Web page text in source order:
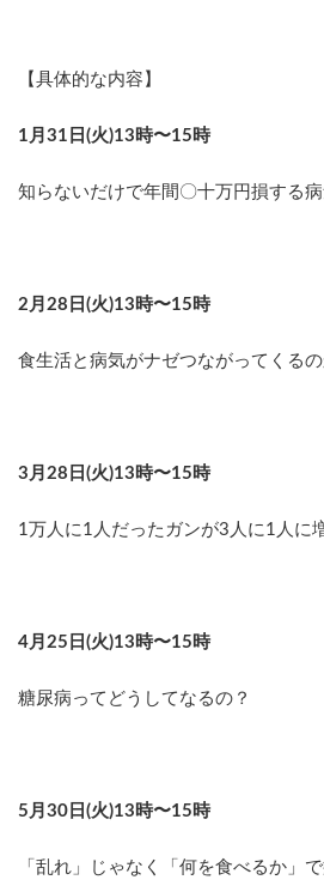
【具体的な内容】
1月31日(火)13時〜15時
知らないだけで年間〇十万円損する
2月28日(火)13時〜15時
食生活と病気がナゼつながってくる
3月28日(火)13時〜15時
1万人に1人だったガンが3人に1人に
4月25日(火)13時〜15時
糖尿病ってどうしてなるの？
5月30日(火)13時〜15時
「乱れ」じゃなく「何を食べるか」